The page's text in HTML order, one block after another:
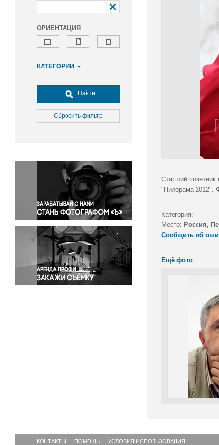
ОРИЕНТАЦИЯ
КАТЕГОРИИ
Досуг, туризм и отдых
Культура
Медицина
Окружающая среда
Политика
Правосудие
Происшествия и конфликты
Религия
Светская жизнь
Спорт
Экология
Экономика и бизнес
Найти
Сбросить фильтр
Старший
"Пилорама 2012".
Категория:
Место: Россия,
Сообщить об
Ещё фото
КОНТАКТЫ ПОМОЩЬ УСЛОВИЯ ИСПОЛЬЗОВАНИЯ